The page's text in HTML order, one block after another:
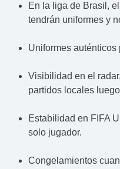
En la liga de Brasil,
tendrán uniformes y
Uniformes
Visibilidad en el
partidos locales
Estabilidad en FIFA
solo jugador.
Congelamientos